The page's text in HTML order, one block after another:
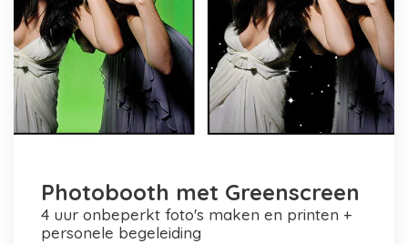
Photobooth met Greenscreen
4 uur onbeperkt foto's maken en printen +
personele begeleiding